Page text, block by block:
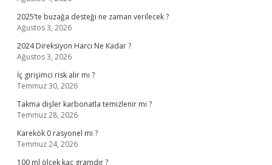
2025’te buzağa desteği ne zaman verilecek ?
Ağustos 3, 2026
2024 Direksiyon Harcı Ne Kadar ?
Ağustos 3, 2026
İç girişimci risk alır mı ?
Temmuz 30, 2026
Takma dişler karbonatla temizlenir mi ?
Temmuz 28, 2026
Karekök 0 rasyonel mi ?
Temmuz 24, 2026
100 ml ölçek kaç gramdır ?